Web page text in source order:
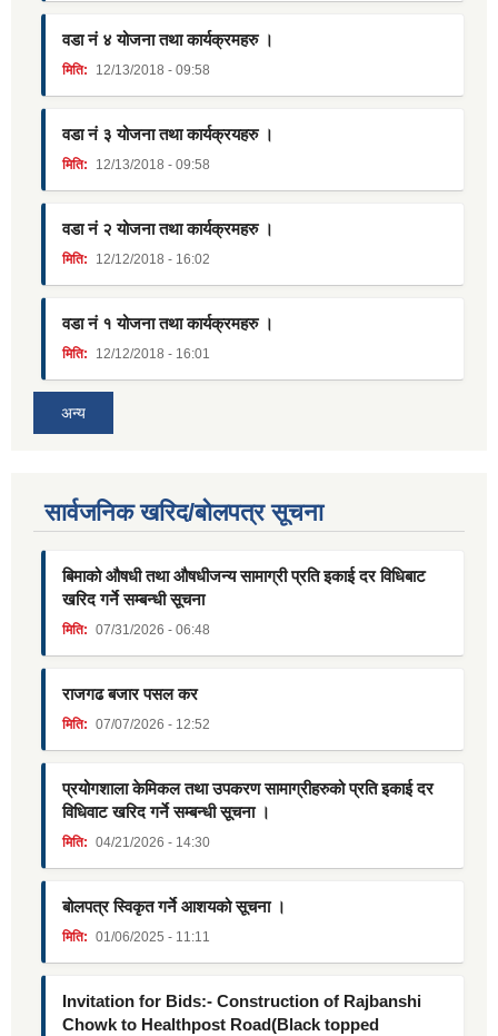
वडा नं ४ योजना तथा कार्यक्रमहरु ।
मिति: 12/13/2018 - 09:58
वडा नं ३ योजना तथा कार्यक्रयहरु ।
मिति: 12/13/2018 - 09:58
वडा नं २ योजना तथा कार्यक्रमहरु ।
मिति: 12/12/2018 - 16:02
वडा नं १ योजना तथा कार्यक्रमहरु ।
मिति: 12/12/2018 - 16:01
अन्य
सार्वजनिक खरिद/बोलपत्र सूचना
बिमाको औषधी तथा औषधीजन्य सामाग्री प्रति इकाई दर विधिबाट
खरिद गर्ने सम्बन्धी सूचना
मिति: 07/31/2026 - 06:48
राजगढ बजार पसल कर
मिति: 07/07/2026 - 12:52
प्रयोगशाला केमिकल तथा उपकरण सामाग्रीहरुको प्रति इकाई दर
विधिवाट खरिद गर्ने सम्बन्धी सूचना ।
मिति: 04/21/2026 - 14:30
बोलपत्र स्विकृत गर्ने आशयको सूचना ।
मिति: 01/06/2025 - 11:11
Invitation for Bids:- Construction of Rajbanshi
Chowk to Healthpost Road(Black topped